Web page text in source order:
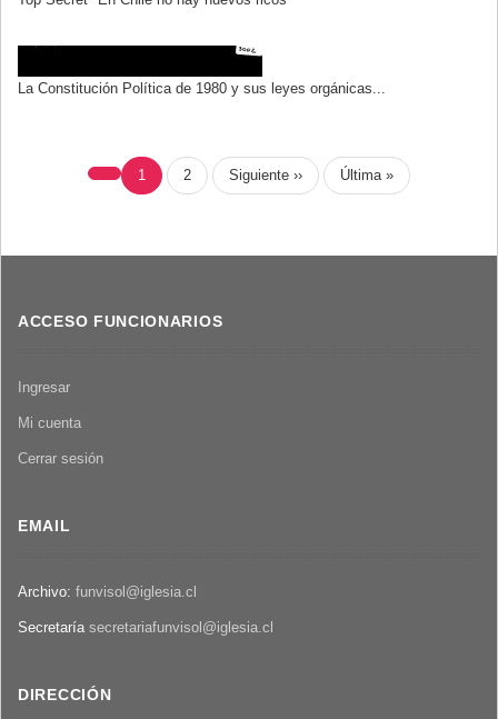
La Constitución Política de 1980 y sus leyes orgánicas...
PAGINACIÓN
Página
actual
1 Page
2
Siguiente
página
Siguiente ››
Última
página
Última »
ACCESO FUNCIONARIOS
Ingresar
Mi cuenta
Cerrar sesión
EMAIL
Archivo: funvisol@iglesia.cl
Secretaría secretariafunvisol@iglesia.cl
DIRECCIÓN